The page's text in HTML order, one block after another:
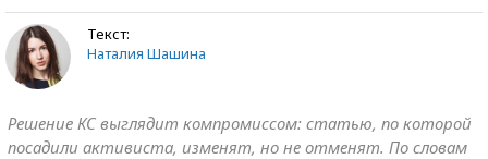
Текст:
Наталия Шашина
Решение КС выглядит компромиссом: статью, по которой
посадили активиста, изменят, но не отменят. По словам